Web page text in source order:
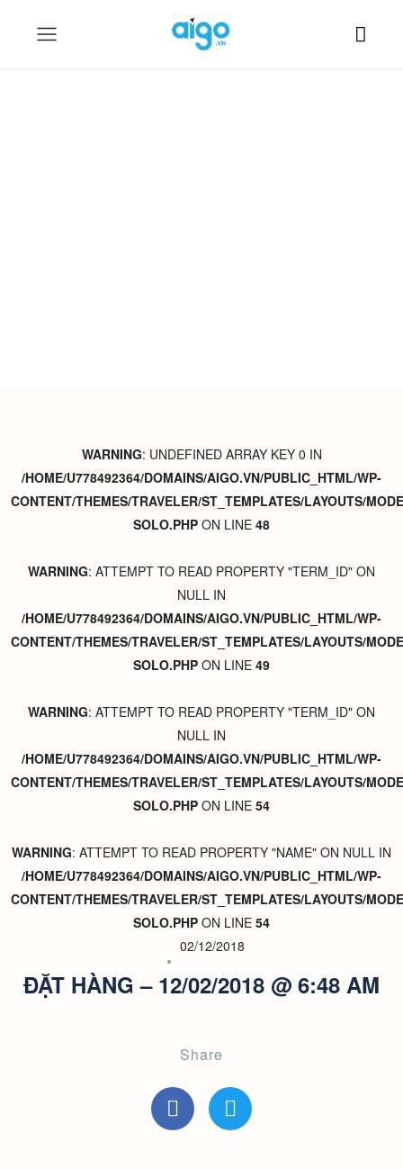
WARNING: UNDEFINED ARRAY KEY 0 IN
/HOME/U778492364/DOMAINS/AIGO.VN/PUBLIC_HTML/WP-
CONTENT/THEMES/TRAVELER/ST_TEMPLATES/LAYOUTS/
SOLO.PHP ON LINE 48
WARNING: ATTEMPT TO READ PROPERTY "TERM_ID" ON
NULL IN
/HOME/U778492364/DOMAINS/AIGO.VN/PUBLIC_HTML/WP-
CONTENT/THEMES/TRAVELER/ST_TEMPLATES/LAYOUTS/
SOLO.PHP ON LINE 49
WARNING: ATTEMPT TO READ PROPERTY "TERM_ID" ON
NULL IN
/HOME/U778492364/DOMAINS/AIGO.VN/PUBLIC_HTML/WP-
CONTENT/THEMES/TRAVELER/ST_TEMPLATES/LAYOUTS/
SOLO.PHP ON LINE 54
WARNING: ATTEMPT TO READ PROPERTY "NAME" ON NULL IN
/HOME/U778492364/DOMAINS/AIGO.VN/PUBLIC_HTML/WP-
CONTENT/THEMES/TRAVELER/ST_TEMPLATES/LAYOUTS/
SOLO.PHP ON LINE 54
02/12/2018
ĐẶT HÀNG – 12/02/2018 @ 6:48 AM
Share